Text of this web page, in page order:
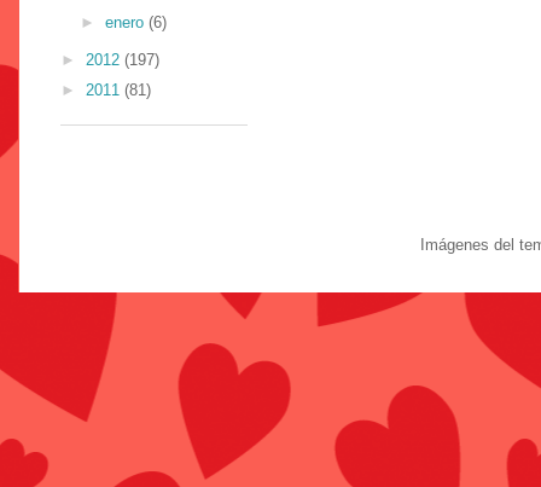
► enero (6)
► 2012 (197)
► 2011 (81)
Imágenes del